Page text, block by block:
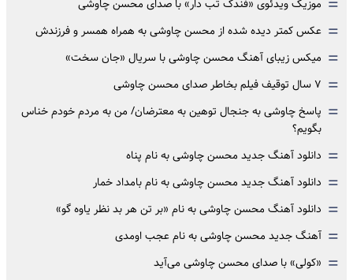
موزیک ویدئوی «فندک تب دار» با صدای محسن چاوشی
= عکس کمتر دیده شده از محسن چاوشی به همراه همسر و فرزندش
= میکس زیبای آهنگ محسن چاوشی با سریال «جان سخت»
= ۷ سال توقیف فیلم بخاطر صدای محسن چاوشی
= پاسخ چاوشی به جنجال توهین به معترضان/ من به مردم خودم خناس
بگویم؟
= دانلود آهنگ جدید محسن چاوشی به نام پناه
= دانلود آهنگ جدید محسن چاوشی به نام بامداد خمار
= دانلود آهنگ محسن چاوشی به نام «بر تن هر بد نظر یاوه گو»
= آهنگ جدید محسن چاوشی به نام عجب اومدی
= «کولی» با صدای محسن چاوشی می‌آید